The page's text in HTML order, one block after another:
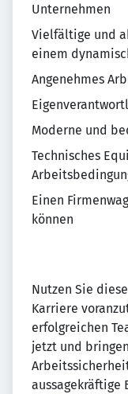
Unternehmen
Vielfältige und
einem
Angenehmes
Moderne und
Technisches
Einen
können
Nutzen Sie
Karriere
erfolgreichen
jetzt und
aussagekräftige